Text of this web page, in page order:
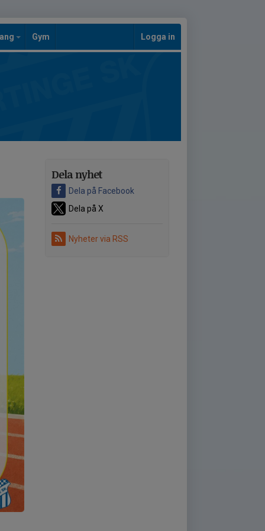
Gym Logga in
Dela nyhet
Dela på Facebook
Dela på X
Nyheter via RSS